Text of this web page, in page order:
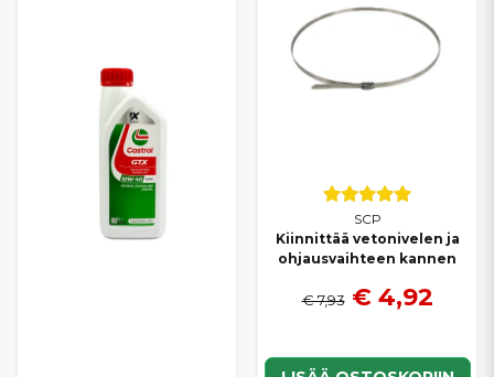
SCP
Kiinnittää vetonivelen ja
ohjausvaihteen kannen
€ 7,93 € 4,92